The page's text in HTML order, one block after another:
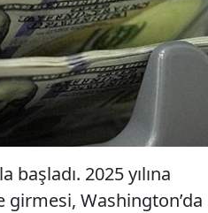
2025 yılına
Washington’da